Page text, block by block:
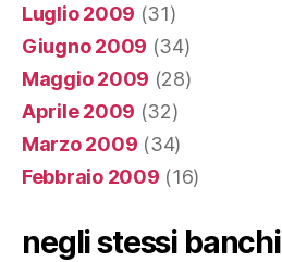
Luglio 2009 (31)
Giugno 2009 (34)
Maggio 2009 (28)
Aprile 2009 (32)
Marzo 2009 (34)
Febbraio 2009 (16)
negli stessi banchi